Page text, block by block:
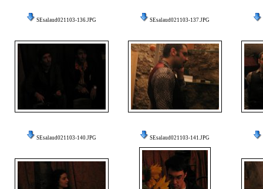
SEsalaud021103-136.JPG SEsalaud021103-137.JPG
SEsalaud021103-140.JPG SEsalaud021103-141.JPG